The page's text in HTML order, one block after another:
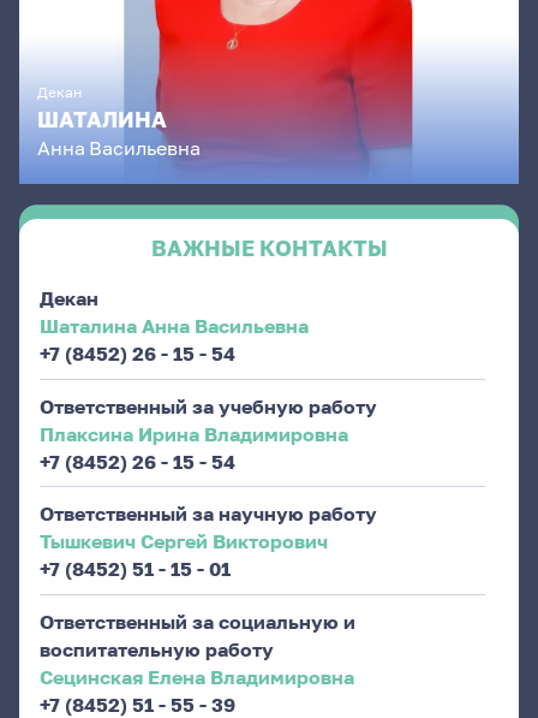
Декан
ШАТАЛИНА
Анна Васильевна
ВАЖНЫЕ КОНТАКТЫ
Декан
Шаталина Анна Васильевна
+7 (8452) 26 - 15 - 54
Ответственный за учебную работу
Плаксина Ирина Владимировна
+7 (8452) 26 - 15 - 54
Ответственный за научную работу
Тышкевич Сергей Викторович
+7 (8452) 51 - 15 - 01
Ответственный за социальную и
воспитательную работу
Сецинская Елена Владимировна
+7 (8452) 51 - 55 - 39